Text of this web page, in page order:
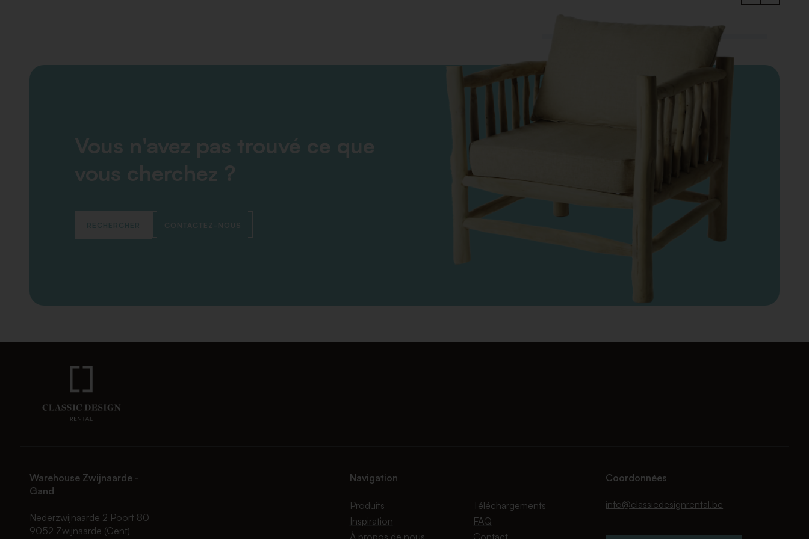
Vous n'avez pas trouvé ce que
vous cherchez ?
RECHERCHER CONTACTEZ-NOUS
Warehouse Zwijnaarde -
Gand
Nederzwijnaarde 2 Poort 80
9052 Zwijnaarde (Gent)
Navigation
Produits
Inspiration
Téléchargements
FAQ
Coordonnées
info@classicdesignrental.be